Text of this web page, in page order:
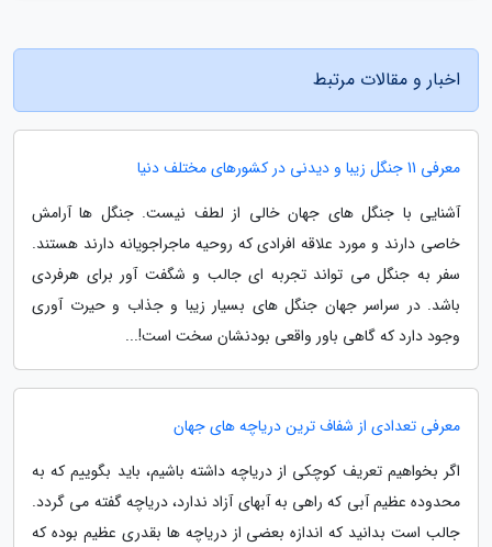
اخبار و مقالات مرتبط
معرفی 11 جنگل زیبا و دیدنی در کشورهای مختلف دنیا
آشنایی با جنگل های جهان خالی از لطف نیست. جنگل ها آرامش
خاصی دارند و مورد علاقه افرادی که روحیه ماجراجویانه دارند هستند.
سفر به جنگل می تواند تجربه ای جالب و شگفت آور برای هرفردی
باشد. در سراسر جهان جنگل های بسیار زیبا و جذاب و حیرت آوری
وجود دارد که گاهی باور واقعی بودنشان سخت است!...
معرفی تعدادی از شفاف ترین دریاچه های جهان
اگر بخواهیم تعریف کوچکی از دریاچه داشته باشیم، باید بگوییم که به
محدوده عظیم آبی که راهی به آبهای آزاد ندارد، دریاچه گفته می گردد.
جالب است بدانید که اندازه بعضی از دریاچه ها بقدری عظیم بوده که